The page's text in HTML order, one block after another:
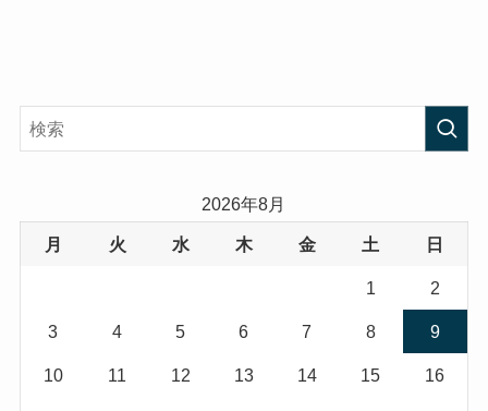
2026年8月
月 火 水 木 金 土 日
1 2
3 4 5 6 7 8 9
10 11 12 13 14 15 16